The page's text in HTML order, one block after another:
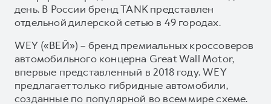
день. В России бренд TANK представлен
отдельной дилерской сетью в 49 городах.
WEY («ВЕЙ») – бренд премиальных кроссоверов
автомобильного концерна Great Wall Motor,
впервые представленный в 2018 году. WEY
предлагает только гибридные автомобили,
созданные по популярной во всем мире схеме.